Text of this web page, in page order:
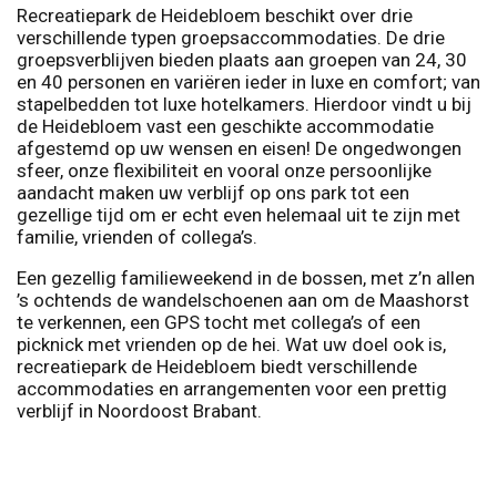
Recreatiepark de Heidebloem beschikt over drie
verschillende typen groepsaccommodaties. De drie
groepsverblijven bieden plaats aan groepen van 24, 30
en 40 personen en variëren ieder in luxe en comfort; van
stapelbedden tot luxe hotelkamers. Hierdoor vindt u bij
de Heidebloem vast een geschikte accommodatie
afgestemd op uw wensen en eisen! De ongedwongen
sfeer, onze flexibiliteit en vooral onze persoonlijke
aandacht maken uw verblijf op ons park tot een
gezellige tijd om er echt even helemaal uit te zijn met
familie, vrienden of collega’s.
Een gezellig familieweekend in de bossen, met z’n allen
’s ochtends de wandelschoenen aan om de Maashorst
te verkennen, een GPS tocht met collega’s of een
picknick met vrienden op de hei. Wat uw doel ook is,
recreatiepark de Heidebloem biedt verschillende
accommodaties en arrangementen voor een prettig
verblijf in Noordoost Brabant.